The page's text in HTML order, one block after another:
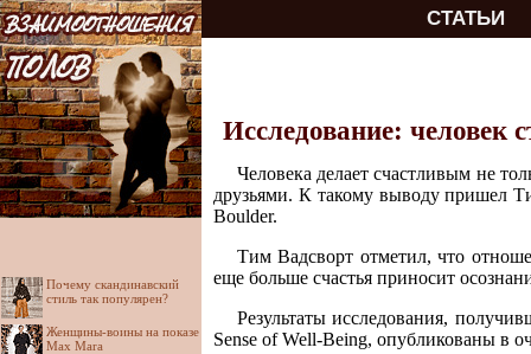
СТАТЬИ
Почему скандинавский
стиль так популярен?
Женщины-воины на показе
Max Mara
Исследование: человек
Человека делает счастливым не
друзьями. К такому выводу пришел
Boulder.
Тим Вадсворт отметил, что
еще больше счастья приносит
Результаты исследования,
Sense of Well-Being, опубликованы в